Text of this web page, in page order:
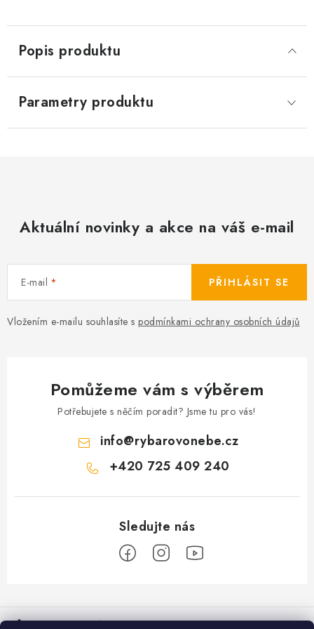
Popis produktu
Parametry produktu
Aktuální novinky a akce na váš e-mail
E-mail
Vložením e-mailu souhlasíte s podmínkami ochrany osobních údajů
PŘIHLÁSIT SE
Pomůžeme vám s výběrem
Potřebujete s něčím poradit? Jsme tu pro vás!
info@rybarovonebe.cz
+420 725 409 240
á
Informace pro vás